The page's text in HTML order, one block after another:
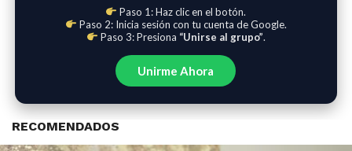
Paso 1: Haz clic en el botón.
Paso 2: Inicia sesión con tu cuenta de Google.
Paso 3: Presiona “Unirse al grupo”.
Unirme Ahora
RECOMENDADOS